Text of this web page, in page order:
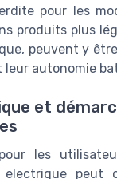
pour les
produits plus
peuvent y
autonomie
et
les
electrique peut